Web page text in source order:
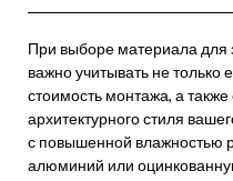
При выборе материала для
важно учитывать не только
стоимость монтажа, а
архитектурного стиля
с повышенной влажностью
алюминий или